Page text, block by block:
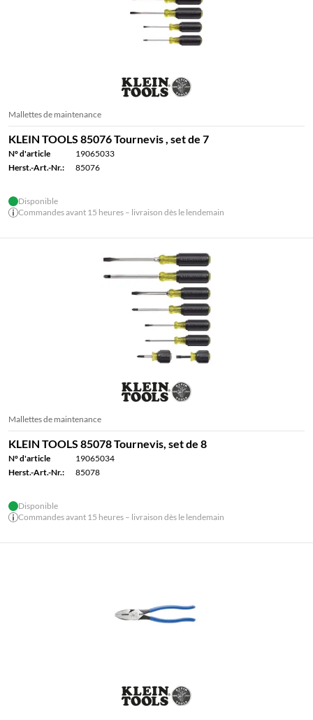
Mallettes de maintenance
KLEIN TOOLS 85076 Tournevis , set de 7
N° d'article
19065033
Herst.-Art.-Nr.:
85076
Disponible
Commandes avant 15 heures – livraison dès le lendemain
Mallettes de maintenance
KLEIN TOOLS 85078 Tournevis, set de 8
N° d'article
19065034
Herst.-Art.-Nr.:
85078
Disponible
Commandes avant 15 heures – livraison dès le lendemain